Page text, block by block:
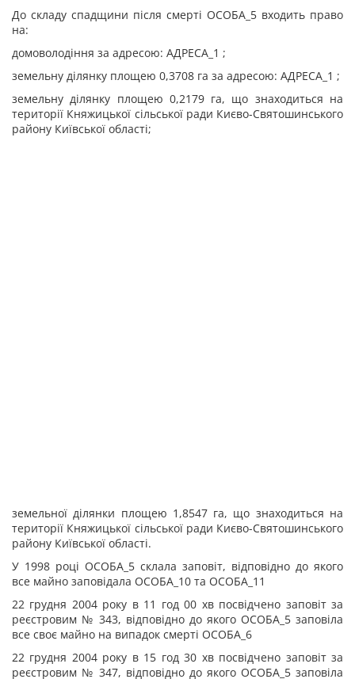
До складу спадщини після смерті ОСОБА_5 входить право
на:
домоволодіння за адресою: АДРЕСА_1 ;
земельну ділянку площею 0,3708 га за адресою: АДРЕСА_1 ;
земельну ділянку площею 0,2179 га, що знаходиться на
території Княжицької сільської ради Києво-Святошинського
району Київської області;
земельної ділянки площею 1,8547 га, що знаходиться на
території Княжицької сільської ради Києво-Святошинського
району Київської області.
У 1998 році ОСОБА_5 склала заповіт, відповідно до якого
все майно заповідала ОСОБА_10 та ОСОБА_11
22 грудня 2004 року в 11 год 00 хв посвідчено заповіт за
реєстровим № 343, відповідно до якого ОСОБА_5 заповіла
все своє майно на випадок смерті ОСОБА_6
22 грудня 2004 року в 15 год 30 хв посвідчено заповіт за
реєстровим № 347, відповідно до якого ОСОБА_5 заповіла